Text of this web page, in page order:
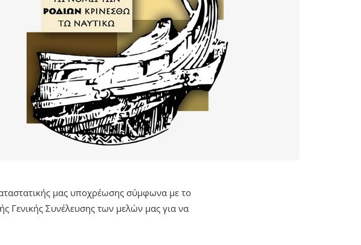
μας υποχρέωσης σύμφωνα με το
Γενικής Συνέλευσης των μελών μας για να